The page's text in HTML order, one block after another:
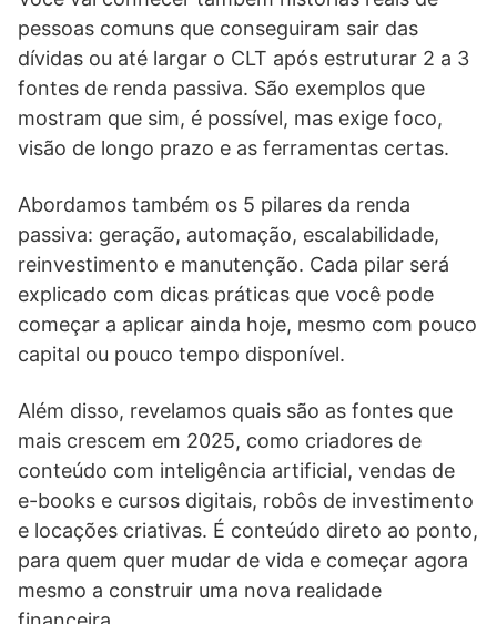
pessoas comuns que conseguiram sair das
dívidas ou até largar o CLT após estruturar 2 a 3
fontes de renda passiva. São exemplos que
mostram que sim, é possível, mas exige foco,
visão de longo prazo e as ferramentas certas.
Abordamos também os 5 pilares da renda
passiva: geração, automação, escalabilidade,
reinvestimento e manutenção. Cada pilar será
explicado com dicas práticas que você pode
começar a aplicar ainda hoje, mesmo com pouco
capital ou pouco tempo disponível.
Além disso, revelamos quais são as fontes que
mais crescem em 2025, como criadores de
conteúdo com inteligência artificial, vendas de
e-books e cursos digitais, robôs de investimento
e locações criativas. É conteúdo direto ao ponto,
para quem quer mudar de vida e começar agora
mesmo a construir uma nova realidade